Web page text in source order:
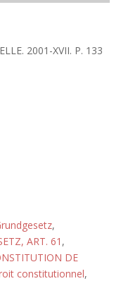
2001-XVII. P. 133
,
ART. 61 ,
DE
constitutionnel,